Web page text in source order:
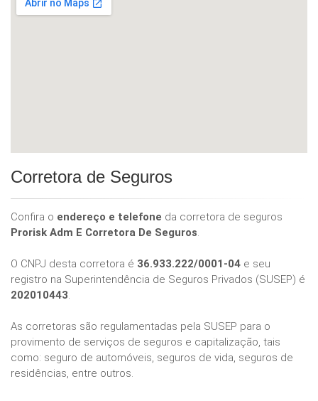
Corretora de Seguros
Confira o endereço e telefone da corretora de seguros
Prorisk Adm E Corretora De Seguros.
O CNPJ desta corretora é 36.933.222/0001-04 e seu
registro na Superintendência de Seguros Privados (SUSEP) é
202010443.
As corretoras são regulamentadas pela SUSEP para o
provimento de serviços de seguros e capitalização, tais
como: seguro de automóveis, seguros de vida, seguros de
residências, entre outros.